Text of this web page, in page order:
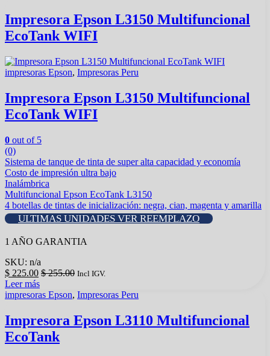
Impresora Epson L3150 Multifuncional
EcoTank WIFI
impresoras Epson, Impresoras Peru
Impresora Epson L3150 Multifuncional
EcoTank WIFI
0 out of 5
(0)
Sistema de tanque de tinta de super alta capacidad y economía
Costo de impresión ultra bajo
Inalámbrica
Multifuncional Epson EcoTank L3150
4 botellas de tintas de inicialización: negra, cian, magenta y amarilla
ULTIMAS UNIDADES VER REEMPLAZO
1 AÑO GARANTIA
SKU: n/a
$ 225.00 $255.00 Incl IGV.
Leer más
impresoras Epson, Impresoras Peru
Impresora Epson L3110 Multifuncional
EcoTank